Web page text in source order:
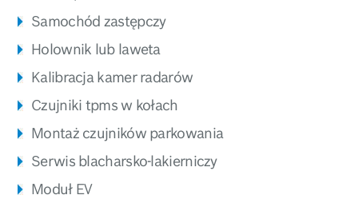
Samochód zastępczy
Holownik lub laweta
Kalibracja kamer radarów
Czujniki tpms w kołach
Montaż czujników parkowania
Serwis blacharsko-lakierniczy
Moduł EV